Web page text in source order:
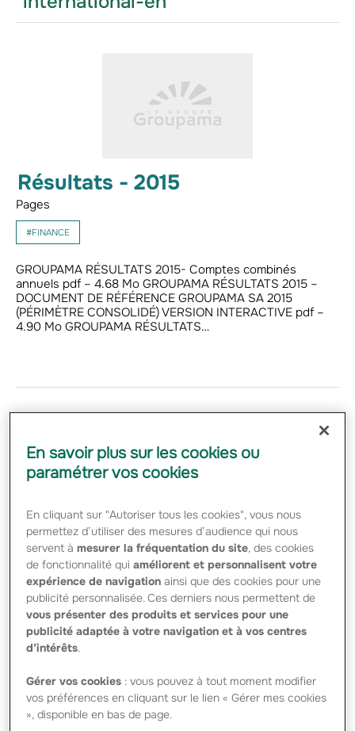
Résultats - 2015
Pages
#FINANCE
GROUPAMA RÉSULTATS 2015- Comptes combinés
annuels pdf – 4.68 Mo GROUPAMA RÉSULTATS 2015 –
DOCUMENT DE RÉFÉRENCE GROUPAMA SA 2015
(PÉRIMÈTRE CONSOLIDÉ) VERSION INTERACTIVE pdf –
4.90 Mo GROUPAMA RÉSULTATS…
Information réglementée 2015
Pages
GROUPAMA RÉSULTATS SEMESTRIELS 2015 – Rapport
financier semestriel 2015 Groupama SA (périmètre
consolidé) pdf – 1.17 Mo 2015 – Document de Référence
Groupama SA pdf – 4.90 Mo 2015-08-28 Communiqué…
En savoir plus sur les cookies ou
paramétrer vos cookies
En cliquant sur "Autoriser tous les cookies", vous nous
permettez d’utiliser des mesures d’audience qui nous
servent àmesurer la fréquentation du site, des cookies
de fonctionnalité quiaméliorent et personnalisent votre
expérience de navigation ainsi que des cookies pour une
publicité personnalisée. Ces derniers nous permettent de
vous présenter des produits et services pour une
publicité adaptée à votre navigation et à vos centres
d’intérêts.
Gérer vos cookies : vous pouvez à tout moment modifier
vos préférences en cliquant sur le lien « Gérer mes cookies
», disponible en bas de page.